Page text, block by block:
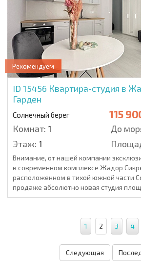
Рекомендуем
ID 15456 Квартира-студия в
Гарден
Солнечный берег 115
Комнат: 1 До
Этаж: 1
Внимание, от нашей компании
в современном комплексе Жадор
расположенном в тихой южной части
продаже абсолютно новая студия
1 2 3 4
Следующая